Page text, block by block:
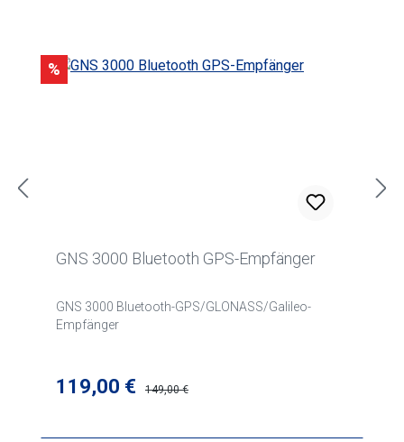
Rabatt
%
GNS 3000 Bluetooth GPS-Empfänger
GNS 3000 Bluetooth-GPS/GLONASS/Galileo-
Empfänger
Verkaufspreis:
119,00 € 149,00 €